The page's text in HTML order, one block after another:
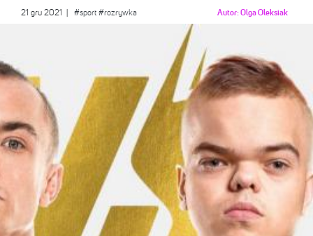
21 gru 2021 #sport #rozrywka Autor:Olga Oleksiak